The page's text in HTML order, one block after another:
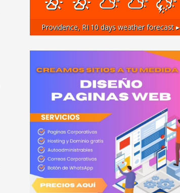
Providence, RI10 days weather forecast ▸